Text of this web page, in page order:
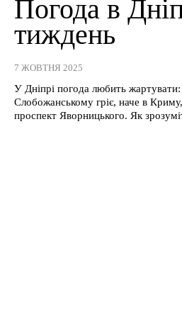
Погода в
тиждень
7 ЖОВТНЯ 2025
У Дніпрі погода любить
Слобожанському гріє, наче в
проспект Яворницького. Як